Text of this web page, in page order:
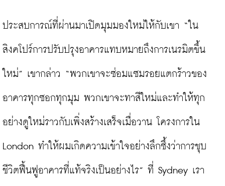
ประสบการณ์ที่ผ่านมาเปิดมุมมองใหม่ให้กับเขา “ใน
สิงคโปร์การปรับปรุงอาคารแทบหมายถึงการเนรมิตขึ้น
ใหม่” เขากล่าว “พวกเขาจะซ่อมแซมรอยแตกร้าวของ
อาคารทุกซอกทุกมุม พวกเขาจะทาสีใหม่และทำให้ทุก
อย่างดูใหม่ราวกับเพิ่งสร้างเสร็จเมื่อวาน โครงการใน
London ทำให้ผมเกิดความเข้าใจอย่างลึกซึ้งว่าการชุบ
ชีวิตฟื้นฟูอาคารที่แท้จริงเป็นอย่างไร” ที่ Sydney เรา